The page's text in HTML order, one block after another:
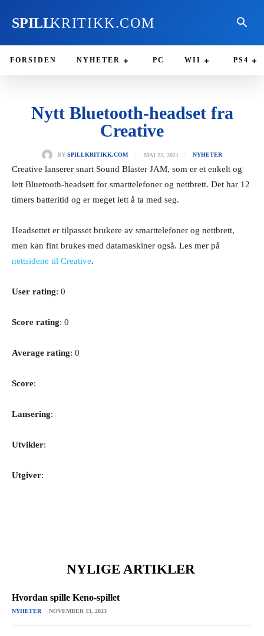
SPILLKRITIKK.COM
FORSIDEN NYHETER PC WII PS4
Nytt Bluetooth-headset fra
Creative
BY SPILLKRITIKK.COM MAI 22, 2021 NYHETER
Creative lanserer snart Sound Blaster JAM, som er et enkelt og
lett Bluetooth-headsett for smarttelefoner og nettbrett. Det har 12
timers batteritid og er meget lett å ta med seg.
Headsettet er tilpasset brukere av smarttelefoner og nettbrett,
men kan fint brukes med datamaskiner også. Les mer på
nettsidene til Creative.
User rating: 0
Score rating: 0
Average rating: 0
Score:
Lansering:
Utvikler:
Utgiver:
NYLIGE ARTIKLER
Hvordan spille Keno-spillet
NYHETER NOVEMBER 13, 2023